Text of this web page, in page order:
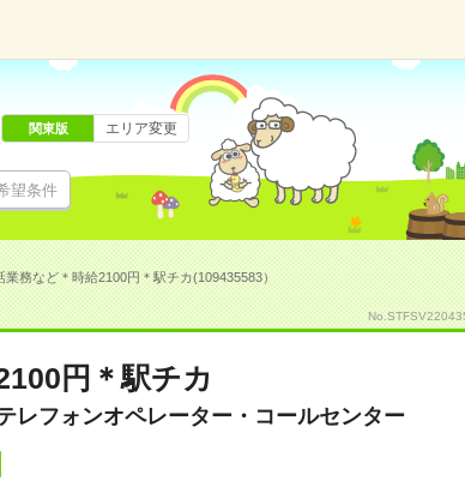
望条件
関東版 エリア変更
業務など＊時給2100円＊駅チカ(109435583）
円＊駅チカ
レフォンオペレーター・コールセンター